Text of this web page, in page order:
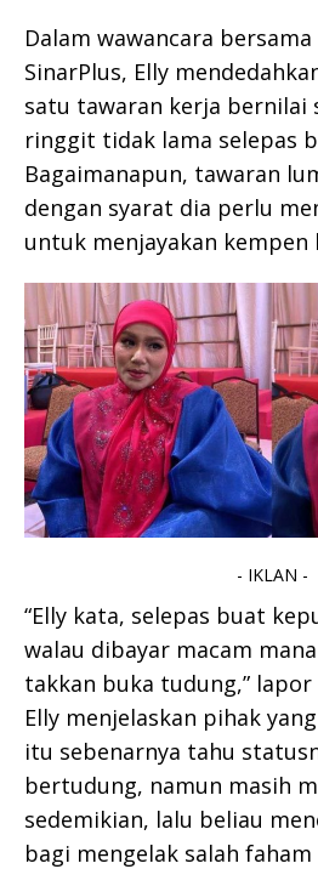
Dalam wawancara
SinarPlus, Elly
satu tawaran kerja bernilai
ringgit tidak lama selepas
Bagaimanapun, tawaran
dengan syarat dia perlu
untuk menjayakan kempen
- IKLAN -
“Elly kata, selepas buat
walau dibayar macam
takkan buka tudung,”
Elly menjelaskan pihak
itu sebenarnya tahu
bertudung, namun masih
sedemikian, lalu beliau
bagi mengelak salah